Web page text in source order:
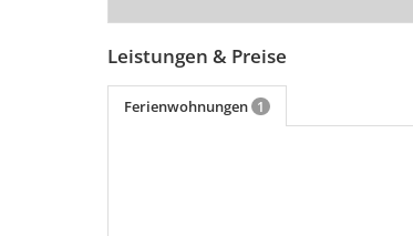
Leistungen & Preise
Ferienwohnungen 1